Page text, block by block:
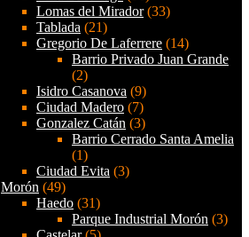
Lomas del Mirador(33)
Tablada (21)
Gregorio De Laferrere (14)
Barrio Privado Juan Grande
(2)
Isidro Casanova (9)
Ciudad Madero (7)
Gonzalez Catán (3)
Barrio Cerrado Santa Amelia
(1)
Ciudad Evita (3)
Morón (49)
Haedo (31)
Parque Industrial Morón (3)